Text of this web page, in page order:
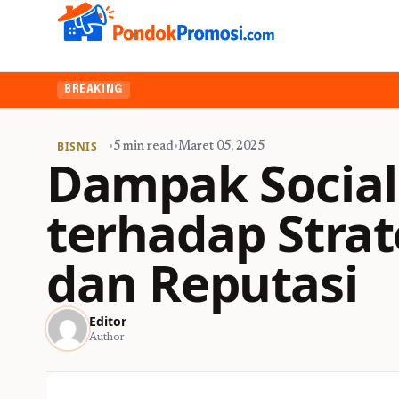
BREAKING
BISNIS •5 min read•Maret 05, 2025
Dampak
terhadap
dan Reputasi
Editor
Author